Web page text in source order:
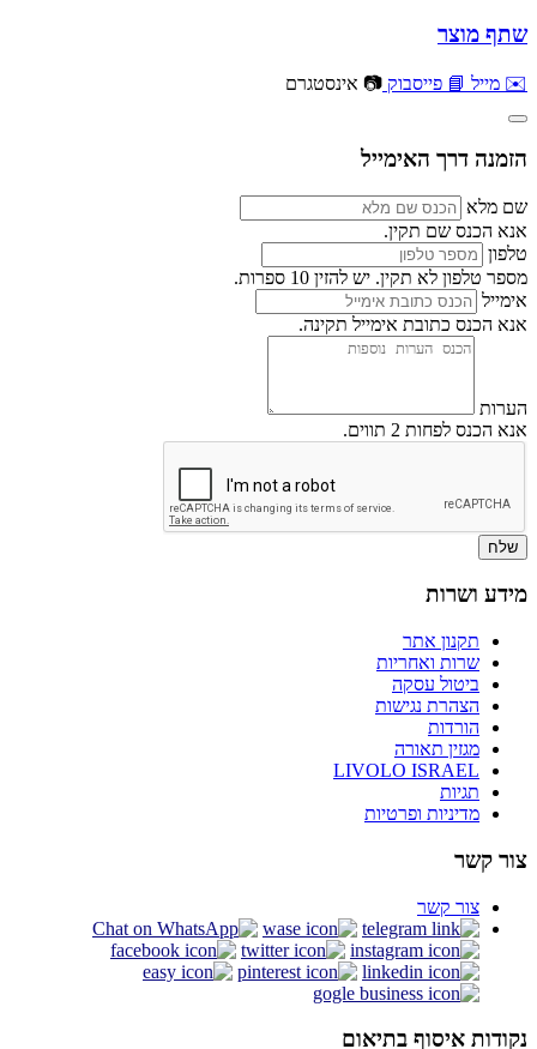
שתף מוצר
✉️ מייל 📘 פייסבוק 📷 אינסטגרם
הזמנה דרך האימייל
שם מלא
אנא הכנס שם תקין.
טלפון
מספר טלפון לא תקין. יש להזין 10 ספרות.
אימייל
אנא הכנס כתובת אימייל תקינה.
הערות
אנא הכנס לפחות 2 תווים.
שלח
מידע ושרות
תקנון אתר
שרות ואחריות
ביטול עסקה
הצהרת נגישות
הורדות
מגזין תאורה
LIVOLO ISRAEL
תגיות
מדיניות ופרטיות
צור קשר
צור קשר
נקודות איסוף בתיאום